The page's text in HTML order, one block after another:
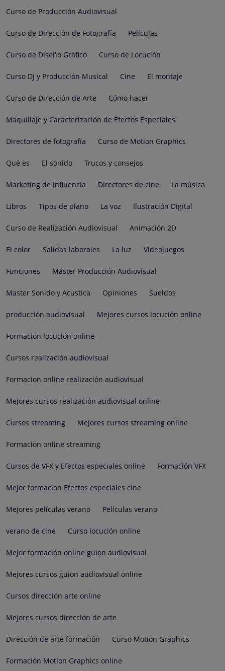
Curso de Producción Audiovisual
Curso de Dirección de Fotografía Películas
Curso de Diseño Gráfico Curso de Locución
Curso DJ y Producción Musical Cine El montaje
Curso de Dirección de Arte Cómo hacer
Maquillaje y Caracterización de Efectos Especiales
Directores de fotografía Curso de Motion Graphics
Qué es El sonido Trucos y consejos
Marketing de influencia Directores de cine La música
Libros Tipos de plano La voz Ilustración Digital
Curso de Realización Audiovisual Animación 2D
El color Salidas laborales La luz Videojuegos
Funciones Máster Producción Audiovisual
Master Sonido y Acustica Opiniones Sueldos
producción audiovisual Mejores cursos locución online
Formación locución online
Cursos realización audiovisual
Formacion online realización audiovisual
Mejores cursos realización audiovisual online
Cursos streaming Mejores cursos streaming online
Formación online streaming
Cursos de VFX y Efectos especiales online Formación VFX
Mejor formacion Efectos especiales cine
Mejores películas verano Películas verano
verano de cine Curso locución online
Mejor formación online guion audiovisual
Mejores cursos guion audiovisual online
Cursos dirección arte online
Mejores cursos dirección de arte
Dirección de arte formación Curso Motion Graphics
Formación Motion Graphics online